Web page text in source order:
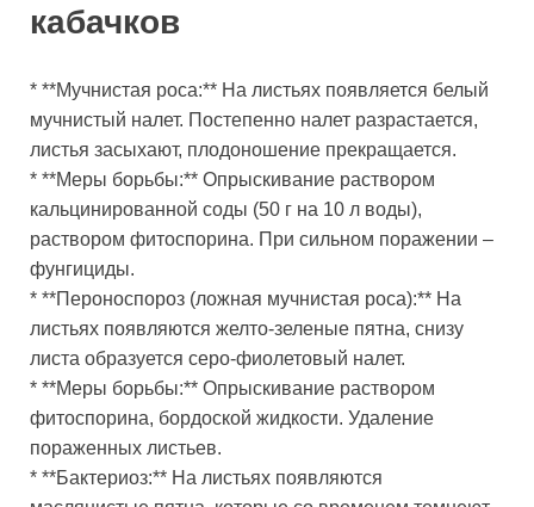
кабачков
* **Мучнистая роса:** На листьях появляется белый
мучнистый налет. Постепенно налет разрастается,
листья засыхают, плодоношение прекращается.
* **Меры борьбы:** Опрыскивание раствором
кальцинированной соды (50 г на 10 л воды),
раствором фитоспорина. При сильном поражении –
фунгициды.
* **Пероноспороз (ложная мучнистая роса):** На
листьях появляются желто-зеленые пятна, снизу
листа образуется серо-фиолетовый налет.
* **Меры борьбы:** Опрыскивание раствором
фитоспорина, бордоской жидкости. Удаление
пораженных листьев.
* **Бактериоз:** На листьях появляются